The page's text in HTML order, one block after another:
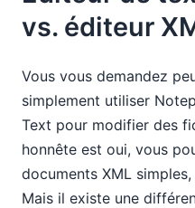
vs. éditeur
Vous vous demandez
simplement utiliser
Text pour modifier des
honnête est oui, vous
documents XML
Mais il existe une